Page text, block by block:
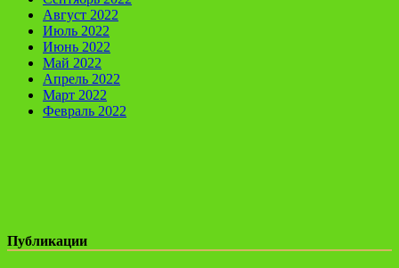
Август 2022
Июль 2022
Июнь 2022
Май 2022
Апрель 2022
Март 2022
Февраль 2022
Публикации